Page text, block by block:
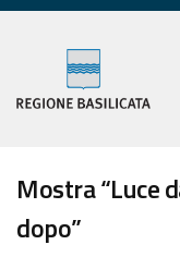
Mostra “Luce
dopo”